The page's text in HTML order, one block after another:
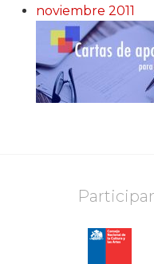
noviembre 2011